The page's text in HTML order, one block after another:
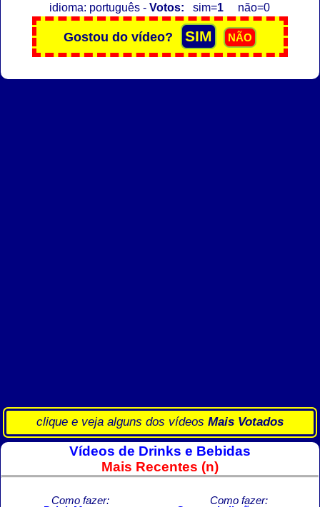
idioma: português -Votos: sim=1 não=0
clique e veja alguns dos vídeos Mais Votados
Vídeos de Drinks e Bebidas
Mais Recentes (n)
Como fazer:
Como fazer: